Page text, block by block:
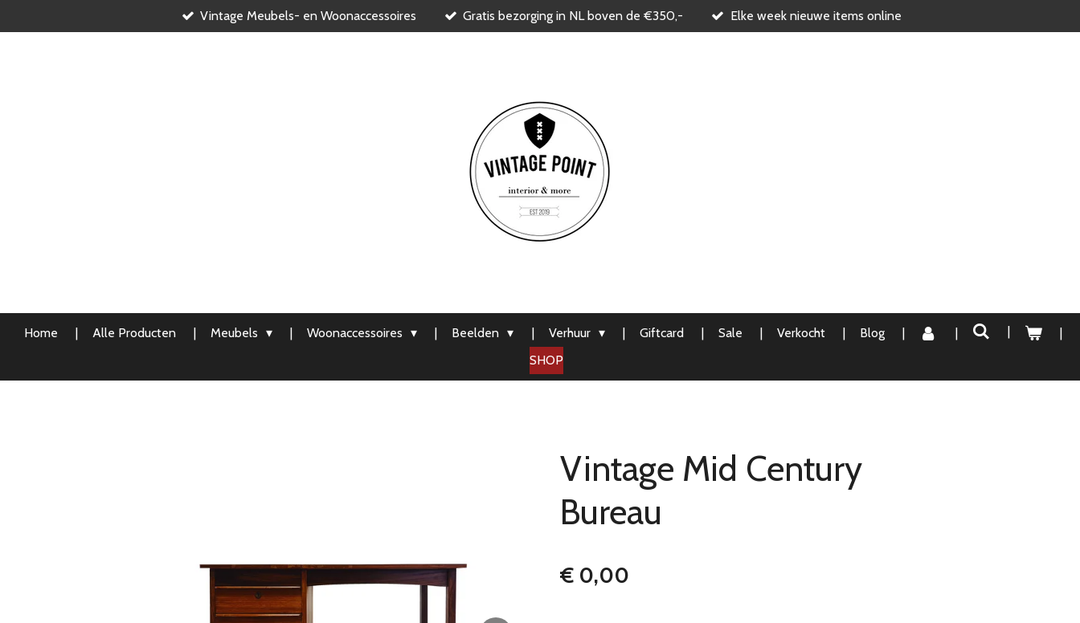
direct
Vintage Meubels- en Woonaccessoires Gratis bezorging in NL boven de €350,- Elke week nieuwe items online
Home Alle Producten Meubels Woonaccessoires Beelden Verhuur Giftcard Sale Verkocht
Blog
SHOP
Vintage Mid Century
Bureau
€ 0,00